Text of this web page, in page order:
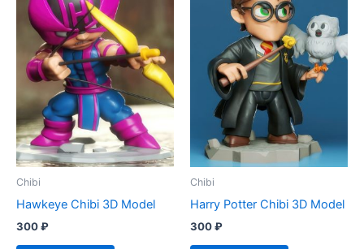
Chibi
Hawkeye Chibi 3D Model
300₽
Chibi
Harry Potter Chibi 3D Model
300₽